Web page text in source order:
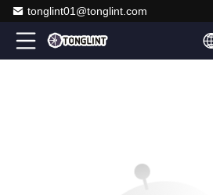
tonglint01@tonglint.com